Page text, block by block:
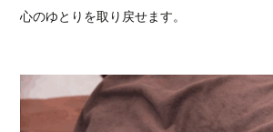
心のゆとりを取り戻せます。